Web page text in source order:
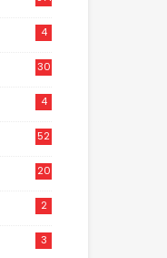
4
30
4
52
20
2
3